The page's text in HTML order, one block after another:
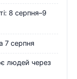
8 серпня–9
7 серпня
людей через